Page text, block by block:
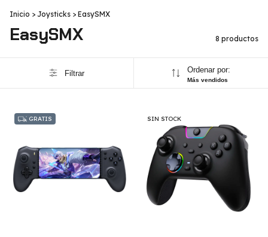
Inicio > Joysticks > EasySMX
EasySMX 8 productos
Filtrar Ordenar por:
Más vendidos
GRATIS SIN STOCK